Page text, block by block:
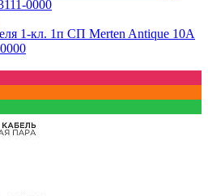
1-кл. 1п СП Merten Antique 10А